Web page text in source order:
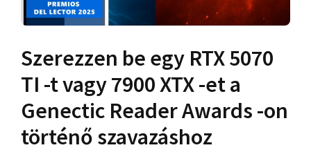
Szerezzen be egy RTX 5070
TI -t vagy 7900 XTX -et a
Genectic Reader Awards -on
történő szavazáshoz